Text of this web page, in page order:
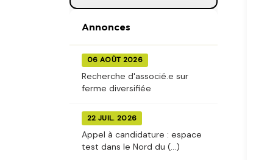
Annonces
06 AOÛT 2026
Recherche d'associé.e sur
ferme diversifiée
22 JUIL. 2026
Appel à candidature : espace
test dans le Nord du (...)